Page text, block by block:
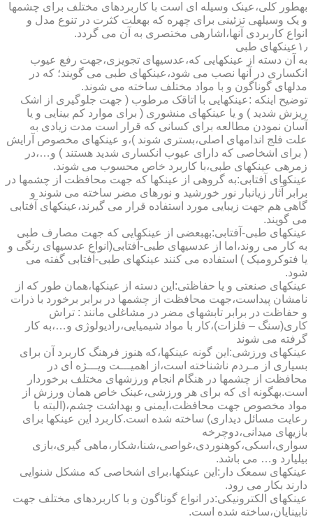
به­طور کلی،عینک وسیله ای است با کاربردهای مختلف برای چشمها
و یک وسیله­ی تزئینی برای چهره که به­علت کثرت در تنوع مدل و
انواع کاربردی آنها،اشاره­ی مختصری به آن می گردد.
۱٫عینکهای طبی
به آن دسته از عینکهایی که،عدسیهای تجویزی،جهت رفع عیوب
انکساری در آنها نصب می شود،عینکهای طبی می گویند؛ که در
مدلهای گوناگون و با مواد مختلف ساخته می شوند.
توضیح اینکه :عینکهایی با اتاقک مرطوب ( جهت جلوگیری از اشک
ریزش شدید ) و یا عینکهای منشوری ( برای موارد کم بینایی و یا
آسان نمودن مطالعه برای کسانی که قرار است مدت زیادی به
علت فلج اندامهای اصلی،بستری شوند )،و عینکهای مخصوص آرایش
( برای اشخاصی که دارای عیوب انکساری شدید هستند ) و…،در
زمره­ی عینکهای طبی،با کاربرد خاص محسوب می شوند.
عینکهای آفتابی:به گروهی از عینکها که جهت محافظت از چشمها در
برابر آثار زیانبار نور خورشید و نورهای مضر ساخته می شوند و
گاهی هم جهت زیبایی مورد استفاده قرار می گیرند،عینکهای آفتابی
می گویند.
عینکهای طبی-آفتابی:به­بعضی از عینکهایی که جهت مصارف طبی
به کار می روند،اما از عدسیهای طبی-آفتابی(انواع عدسیهای رنگی و
یا فتوکرومیک ) استفاده می کنند عینکهای طبی-آفتابی گفته می
شود.
عینکهای صنعتی و یا حفاظتی:این دسته از عینکها،همان طور که از
نامشان پیداست،جهت محافظت از چشمها در برابر برخورد با ذرات
و حفاظت در برابر تابشهای مضر در مشاغلی مانند : تراش
کاری(سنگ – فلزات)،کار با مواد شیمیایی،رادیولوژی و…،به کار
گرفته می شوند
عینکهای ورزشی:این گونه عینکها،که هنوز فرهنگ کاربرد آن برای
بسیاری از مـردم ناشناخته است،از اهمیـــت ویـــژه ای در
محافظت از چشمها در هنگام انجام ورزشهای مختلف برخوردار
است.به­گونه ای که برای هر ورزشی،عینک خاص همان ورزش از
مواد مخصوص جهت محافظت،ایمنی و بهداشت چشم،(البته با
رعایت مسائل دیداری) ساخته شده است.کاربرد این عینکها برای
بازیهای میدانی،دوچرخه
سواری،اسکی،کوهنوردی،غواصی،شنا،شکار،ماهی گیری،بازی
بیلیارد و… می باشد.
عینکهای سمعک دار:این عینکها،برای اشخاصی که مشکل شنوایی
دارند بکار می رود.
عینکهای الکترونیکی:در انواع گوناگون و با کاربردهای مختلف جهت
نابینایان،ساخته شده است.